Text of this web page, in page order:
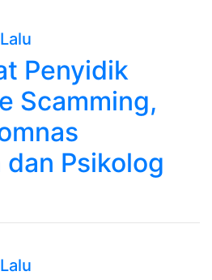
Penyidik
Scamming,
dan Psikolog